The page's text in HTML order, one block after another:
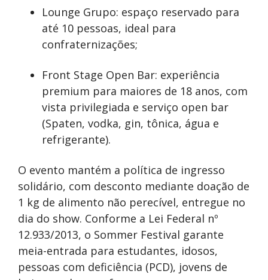
Lounge Grupo: espaço reservado para
até 10 pessoas, ideal para
confraternizações;
Front Stage Open Bar: experiência
premium para maiores de 18 anos, com
vista privilegiada e serviço open bar
(Spaten, vodka, gin, tônica, água e
refrigerante).
O evento mantém a política de ingresso
solidário, com desconto mediante doação de
1 kg de alimento não perecível, entregue no
dia do show. Conforme a Lei Federal nº
12.933/2013, o Sommer Festival garante
meia-entrada para estudantes, idosos,
pessoas com deficiência (PCD), jovens de